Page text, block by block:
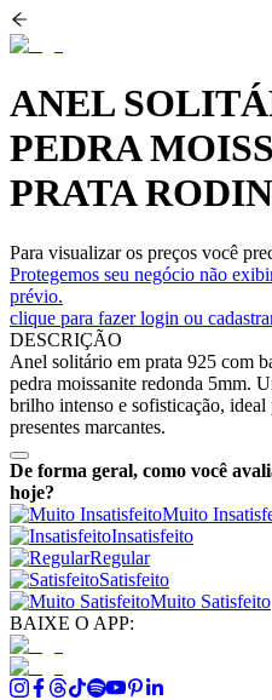
ANEL
PEDRA
PRATA
Para visualizar os preços você
Protegemos seu negócio não
prévio.
clique para fazer login ou
DESCRIÇÃO
Anel solitário em prata 925 com
pedra moissanite redonda 5mm.
brilho intenso e sofisticação, ideal
presentes marcantes.
De forma geral, como você
hoje?
Muito
Insatisfeito
Regular
Satisfeito
Muito Satisfeito
BAIXE O APP: